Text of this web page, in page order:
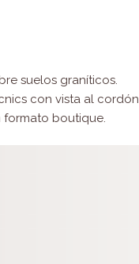
suelos graníticos.
con vista al cordón
formato boutique.